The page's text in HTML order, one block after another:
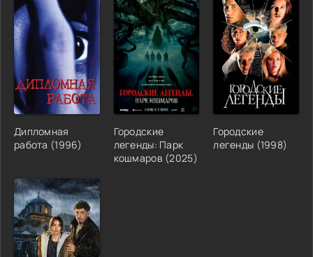
Дипломная
работа (1996)
Городские
легенды: Парк
кошмаров (2025)
Городские
легенды (1998)